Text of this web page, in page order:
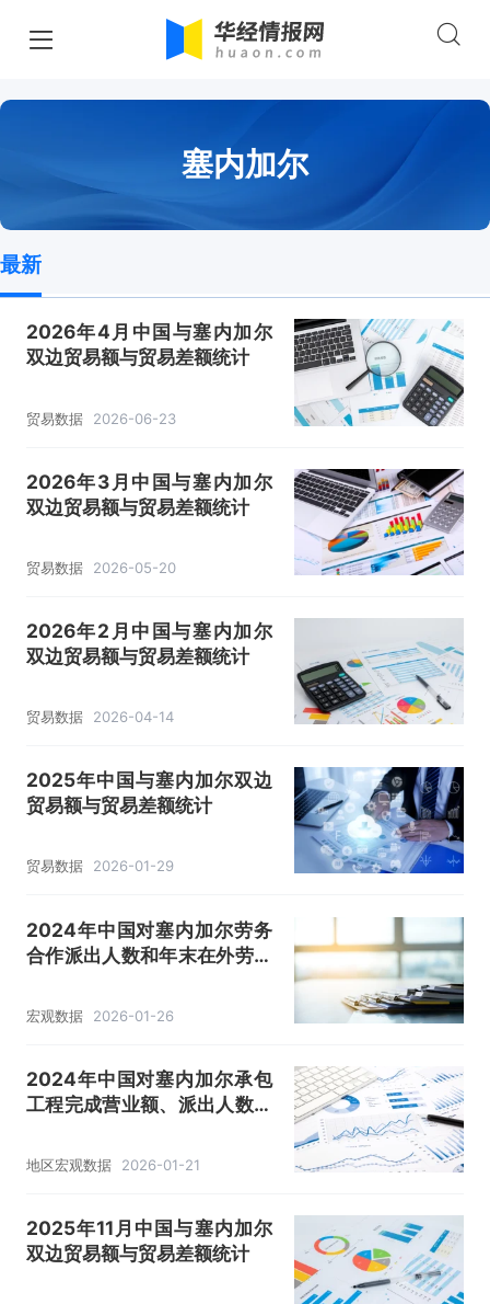
塞内加尔
最新
2026年4月中国与塞内加尔
双边贸易额与贸易差额统计
贸易数据 2026-06-23
2026年3月中国与塞内加尔
双边贸易额与贸易差额统计
贸易数据 2026-05-20
2026年2月中国与塞内加尔
双边贸易额与贸易差额统计
贸易数据 2026-04-14
2025年中国与塞内加尔双边
贸易额与贸易差额统计
贸易数据 2026-01-29
2024年中国对塞内加尔劳务
合作派出人数和年末在外劳务
宏观数据 2026-01-26
2024年中国对塞内加尔承包
工程完成营业额、派出人数和
地区宏观数据 2026-01-21
2025年11月中国与塞内加尔
双边贸易额与贸易差额统计